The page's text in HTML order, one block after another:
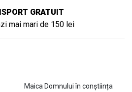
GRATUIT
mai mari de 150 lei
Maica Domnului în conștiința